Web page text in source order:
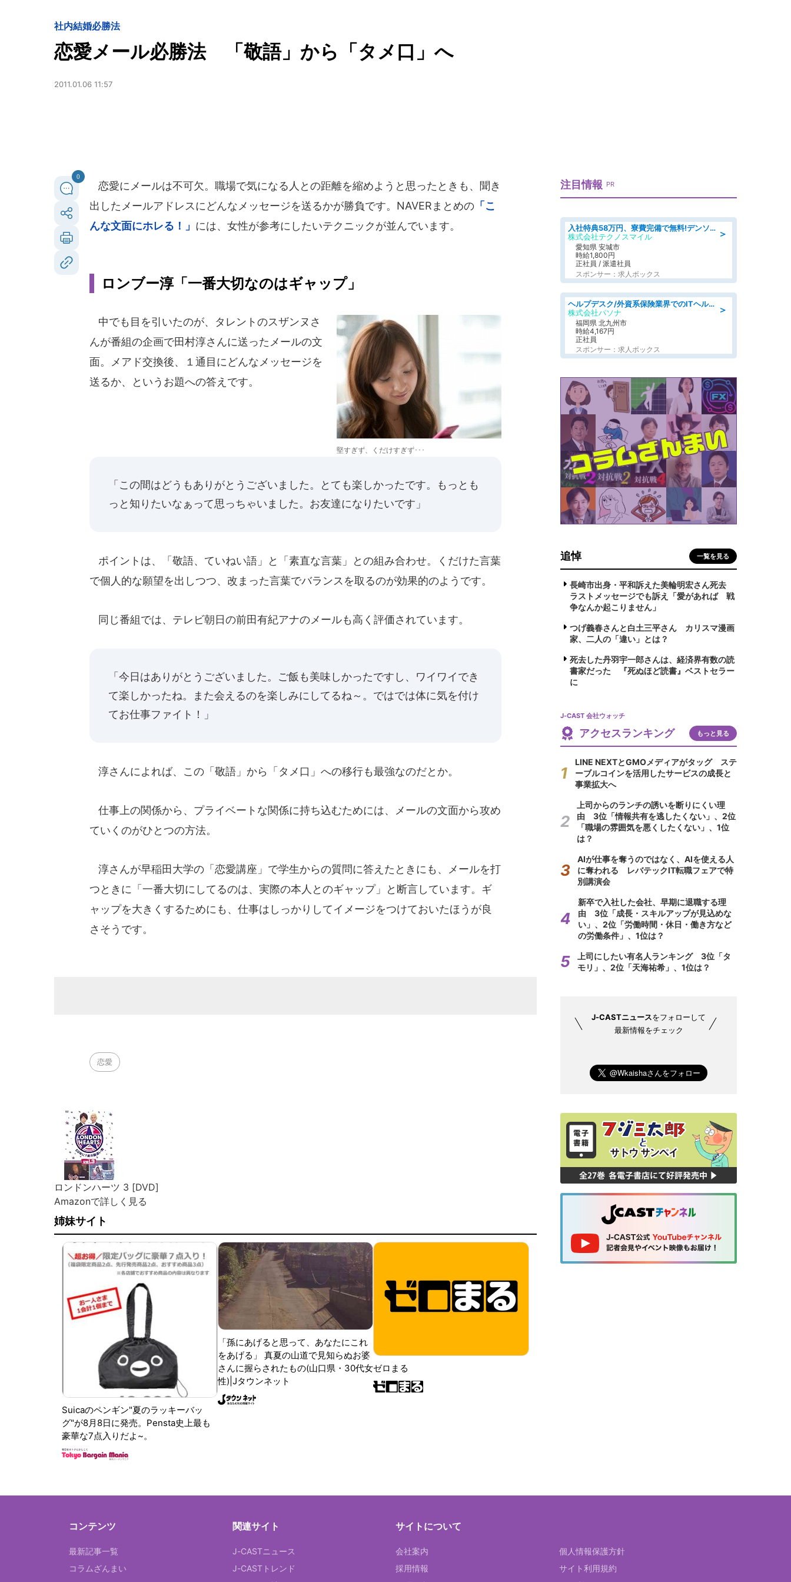
社内結婚必勝法
恋愛メール必勝法 「敬語」から「タメ口」へ
2011.01.06 11:57
0
恋愛にメールは不可欠。職場で気になる人との距離を縮めようと思ったときも、聞き
出したメールアドレスにどんなメッセージを送るかが勝負です。NAVERまとめの 「こ
んな文面にホレる！」 には、女性が参考にしたいテクニックが並んでいます。
ロンブー淳「一番大切なのはギャップ」
堅すぎず、くだけすぎず･･･
中でも目を引いたのが、タレントのスザンヌさ
んが番組の企画で田村淳さんに送ったメールの文
面。メアド交換後、１通目にどんなメッセージを
送るか、というお題への答えです。
「この間はどうもありがとうございました。とても楽しかったです。もっとも
っと知りたいなぁって思っちゃいました。お友達になりたいです」
ポイントは、「敬語、ていねい語」と「素直な言葉」との組み合わせ。くだけた言葉
で個人的な願望を出しつつ、改まった言葉でバランスを取るのが効果的のようです。
同じ番組では、テレビ朝日の前田有紀アナのメールも高く評価されています。
「今日はありがとうございました。ご飯も美味しかったですし、ワイワイでき
て楽しかったね。また会えるのを楽しみにしてるね～。ではでは体に気を付け
てお仕事ファイト！」
淳さんによれば、この「敬語」から「タメ口」への移行も最強なのだとか。
仕事上の関係から、プライベートな関係に持ち込むためには、メールの文面から攻め
ていくのがひとつの方法。
淳さんが早稲田大学の「恋愛講座」で学生からの質問に答えたときにも、メールを打
つときに「一番大切にしてるのは、実際の本人とのギャップ」と断言しています。ギ
ャップを大きくするためにも、仕事はしっかりしてイメージをつけておいたほうが良
さそうです。
恋愛
ロンドンハーツ 3 [DVD]
Amazonで詳しく見る
姉妹サイト
Suicaのペンギン"夏のラッキーバッ
グ"が8月8日に発売。Pensta史上最も
豪華な7点入りだよ~。
「孫にあげると思って、あなたにこれ
をあげる」 真夏の山道で見知らぬお婆
さんに握らされたもの(山口県・30代女
性)|Jタウンネット
ゼロまる
注目情報 PR
＞
入社特典58万円、寮費完備で無料!デンソーで働こう!自動車工場で小型部品の検査業務 denso aichi
株式会社テクノスマイル
愛知県 安城市
時給1,800円
正社員 / 派遣社員
スポンサー：求人ボックス
＞
ヘルプデスク/外資系保険業界でのITヘルプデスク業務/駅近/即日勤務可/ヘルプデスク
株式会社パソナ
福岡県 北九州市
時給4,167円
正社員
スポンサー：求人ボックス
追悼 一覧を見る
長崎市出身・平和訴えた美輪明宏さん死去
ラストメッセージでも訴え「愛があれば 戦
争なんか起こりません」
つげ義春さんと白土三平さん カリスマ漫画
家、二人の「違い」とは？
死去した丹羽宇一郎さんは、経済界有数の読
書家だった 『死ぬほど読書』ベストセラー
に
J-CAST 会社ウォッチ
アクセスランキング もっと見る
LINE NEXTとGMOメディアがタッグ ステ
ーブルコインを活用したサービスの成長と
事業拡大へ
上司からのランチの誘いを断りにくい理
由 3位「情報共有を逃したくない」、2位
「職場の雰囲気を悪くしたくない」、1位
は？
AIが仕事を奪うのではなく、AIを使える人
に奪われる レバテックIT転職フェアで特
別講演会
新卒で入社した会社、早期に退職する理
由 3位「成長・スキルアップが見込めな
い」、2位「労働時間・休日・働き方など
の労働条件」、1位は？
上司にしたい有名人ランキング 3位「タ
モリ」、2位「天海祐希」、1位は？
J-CASTニュースをフォローして
最新情報をチェック
コンテンツ
最新記事一覧
コラムざんまい
関連サイト
J-CASTニュース
J-CASTトレンド
サイトについて
会社案内
採用情報
個人情報保護方針
サイト利用規約